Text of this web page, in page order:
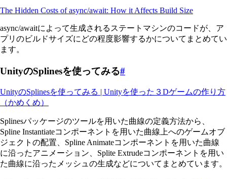
The Hidden Costs of async/await: How it Affects Build Size
async/awaitによって生成されるステートマシンのコードが、ア
プリのビルドサイズにどの程度影響するかについてまとめてい
ます。
UnityのSplinesを使ってみる#
UnityのSplinesを使ってみる | Unityを使った３Dゲームの作り方
（かめくめ）
Splinesパッケージのツールを用いた曲線の定義方法から、
Spline Instantiateコンポーネントを用いた曲線上へのゲームオブ
ジェクトの配置、Spline Animateコンポーネントを用いた曲線
に沿ったアニメーション、Splite Extrudeコンポーネントを用い
た曲線に沿ったメッシュの生成などについてまとめています。